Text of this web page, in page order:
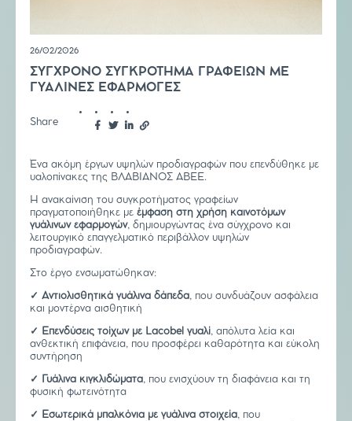
26/02/2026
ΣΥΓΧΡΟΝΟ ΣΥΓΚΡΟΤΗΜΑ ΓΡΑΦΕΙΩΝ ΜΕ
ΓΥΑΛΙΝΕΣ ΕΦΑΡΜΟΓΕΣ
Share
Ένα ακόμη έργων υψηλών προδιαγραφών που επενδύθηκε με
υαλοπίνακες της ΒΛΑΒΙΑΝΟΣ ΑΒΕΕ.
Η ανακαίνιση του συγκροτήματος γραφείων
πραγματοποιήθηκε με έμφαση στη χρήση καινοτόμων
γυάλινων εφαρμογών, δημιουργώντας ένα σύγχρονο και
λειτουργικό επαγγελματικό περιβάλλον υψηλών
προδιαγραφών.
Στο έργο ενσωματώθηκαν:
✓ Αντιολισθητικά γυάλινα δάπεδα, που συνδυάζουν ασφάλεια
και μοντέρνα αισθητική
✓ Επενδύσεις τοίχων με Lacobel γυαλί, απόλυτα λεία και
ανθεκτική επιφάνεια, που προσφέρει καθαρότητα και εύκολη
συντήρηση
✓ Γυάλινα κιγκλιδώματα, που ενισχύουν τη διαφάνεια και τη
φυσική φωτεινότητα
✓ Εσωτερικά μπαλκόνια με γυάλινα στοιχεία, που